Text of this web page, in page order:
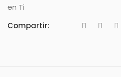
en Ti
Compartir: